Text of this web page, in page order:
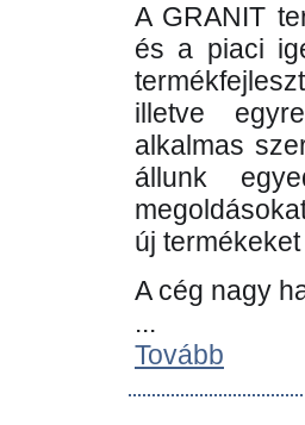
A GRANIT
és a piaci
illetve
alkalmas
állunk
új
A cég nagy
...
Tovább